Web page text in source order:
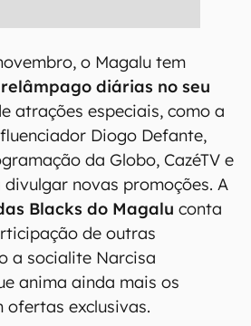
o Magalu tem
diárias no seu
atrações especiais, como a
Diogo Defante,
da Globo, CazéTV e
novas promoções. A
Blacks do Magalu conta
de outras
a socialite Narcisa
anima ainda mais os
ofertas exclusivas.